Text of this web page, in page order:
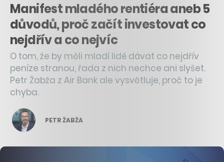
Manifest mladého rentiéra aneb 5
důvodů, proč začít investovat co
nejdřív a co nejvíc
O tom, že by měli mladí lidé dávat co nejdřív
peníze stranou, řada z nich nechce ani slyšet.
Petr Žabža z Air Bank ale vysvětluje, proč to je
chyba.
PETR ŽABŽA